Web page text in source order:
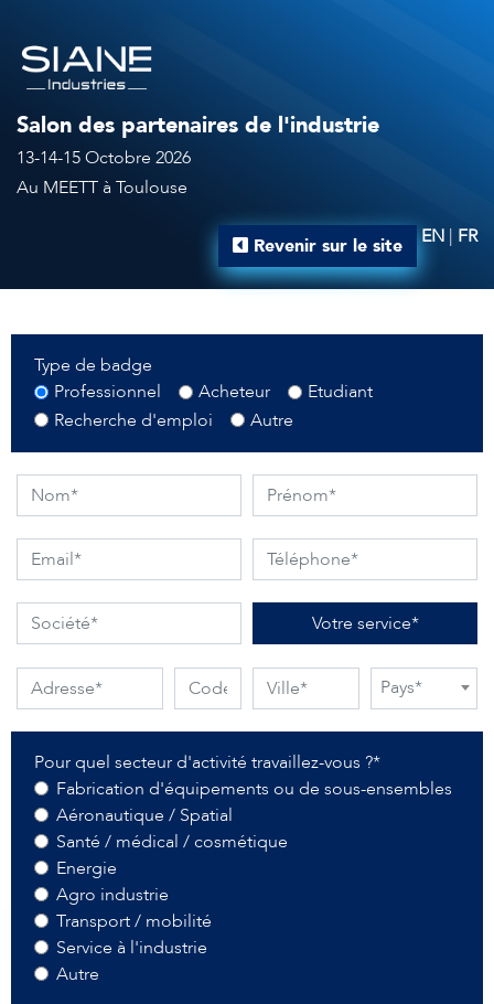
Salon des partenaires de l'industrie
13-14-15 Octobre 2026
Au MEETT à Toulouse
Revenir sur le site EN | FR
Type de badge
Professionnel
Acheteur
Etudiant
Recherche d'emploi
Autre
Votre service*
Pays*
Pour quel secteur d'activité travaillez-vous ?*
Fabrication d'équipements ou de sous-ensembles
Aéronautique / Spatial
Santé / médical / cosmétique
Energie
Agro industrie
Transport / mobilité
Service à l'industrie
Autre